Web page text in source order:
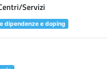
Servizi
dipendenze e doping